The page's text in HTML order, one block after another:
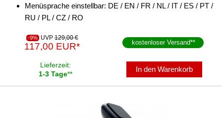
Menüsprache einstellbar: DE / EN / FR / NL / IT / ES / PT /
RU / PL / CZ / RO
-9% UVP 129,00 €
117,00 EUR* kostenloser Versand**
Lieferzeit:
1-3 Tage**
In den Warenkorb